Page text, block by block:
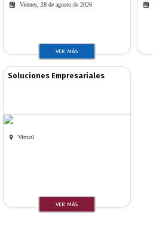
Viernes, 28 de agosto de 2026
VER MÁS
Soluciones Empresariales
Virtual
VER MÁS